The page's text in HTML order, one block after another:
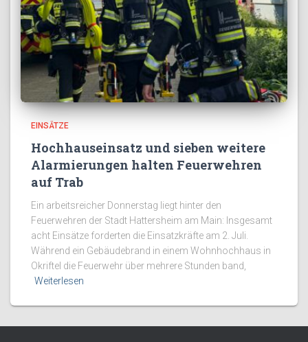
EINSÄTZE
Hochhauseinsatz und sieben weitere
Alarmierungen halten Feuerwehren
auf Trab
Ein arbeitsreicher Donnerstag liegt hinter den
Feuerwehren der Stadt Hattersheim am Main: Insgesamt
acht Einsätze forderten die Einsatzkräfte am 2. Juli.
Während ein Gebäudebrand in einem Wohnhochhaus in
Okriftel die Feuerwehr über mehrere Stunden band,
Weiterlesen